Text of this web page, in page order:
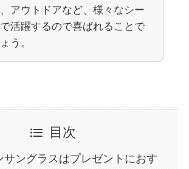
アウトドアなど、様々なシー
活躍するので喜ばれることで
う。
目次
サングラスはプレゼントにおす